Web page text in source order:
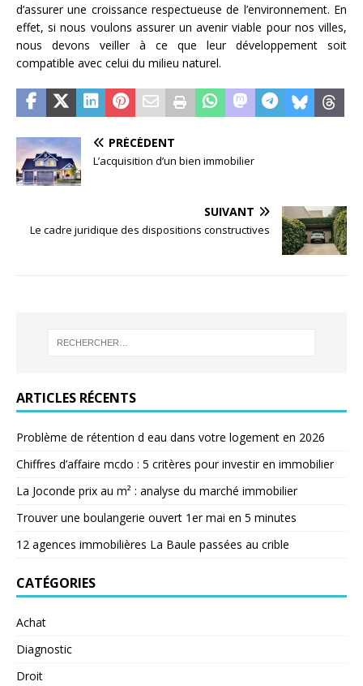
d’assurer une croissance respectueuse de l’environnement. En
effet, si nous voulons assurer un avenir viable pour nos villes,
nous devons veiller à ce que leur développement soit
compatible avec celui du milieu naturel.
PRÉCÉDENT
L’acquisition d’un bien immobilier
SUIVANT
Le cadre juridique des dispositions constructives
ARTICLES RÉCENTS
Problème de rétention d eau dans votre logement en 2026
Chiffres d’affaire mcdo : 5 critères pour investir en immobilier
La Joconde prix au m² : analyse du marché immobilier
Trouver une boulangerie ouvert 1er mai en 5 minutes
12 agences immobilières La Baule passées au crible
CATÉGORIES
Achat
Diagnostic
Droit